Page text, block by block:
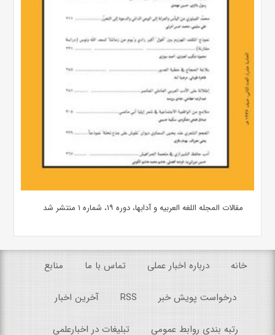
مقالات المجله اللغه العربیه و آدابها، دوره ۱۹، شماره ۱ منتشر شد
خانه درباره اخبار عملی تماس با ما منابع
درخواست پویش خبر RSS آخرین اخبار
رتبه بندی روابط عمومی تبلیغات در اخبارعلمی